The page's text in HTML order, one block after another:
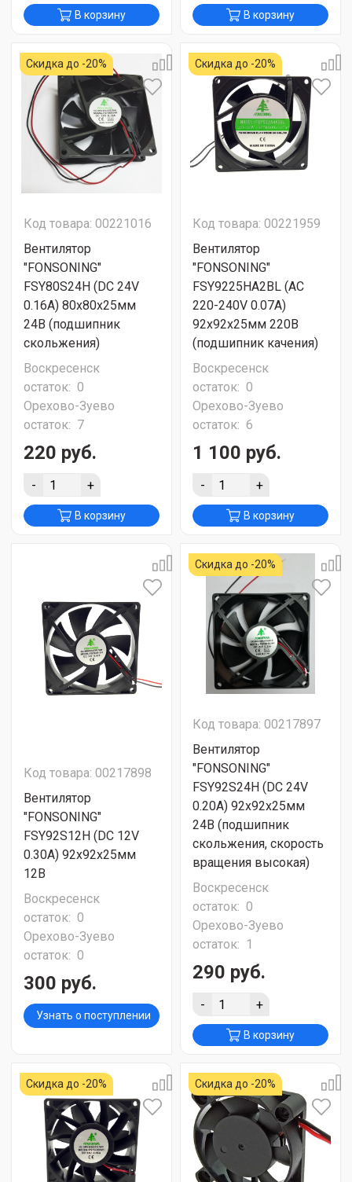
В корзину В корзину
Скидка до -20%
Код товара: 00221016
Вентилятор
"FONSONING"
FSY80S24H (DC 24V
0.16A) 80х80х25мм
24В (подшипник
скольжения)
Воскресенск
остаток: 0
Орехово-Зуево
остаток: 7
220 руб.
- +
В корзину
Скидка до -20%
Код товара: 00221959
Вентилятор
"FONSONING"
FSY9225HA2BL (AC
220-240V 0.07A)
92х92х25мм 220В
(подшипник качения)
Воскресенск
остаток: 0
Орехово-Зуево
остаток: 6
1 100 руб.
- +
В корзину
Код товара: 00217898
Вентилятор
"FONSONING"
FSY92S12H (DC 12V
0.30A) 92х92х25мм
12В
Воскресенск
остаток: 0
Орехово-Зуево
остаток: 0
300 руб.
Узнать о поступлении
Скидка до -20%
Код товара: 00217897
Вентилятор
"FONSONING"
FSY92S24H (DC 24V
0.20A) 92х92х25мм
24В (подшипник
скольжения, скорость
вращения высокая)
Воскресенск
остаток: 0
Орехово-Зуево
остаток: 1
290 руб.
- +
В корзину
Скидка до -20% Скидка до -20%